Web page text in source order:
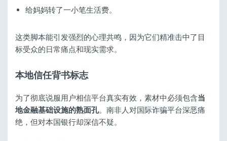
给妈妈转了一小笔生活费。
这类脚本能引发强烈的心理共鸣，因为它们精准击中了目
标受众的日常痛点和现实需求。
本地信任背书标志
为了彻底说服用户相信平台真实有效，素材中必须包含当
地金融基础设施的熟面孔。南非人对国际诈骗平台深恶痛
绝，但对本国银行却深信不疑。